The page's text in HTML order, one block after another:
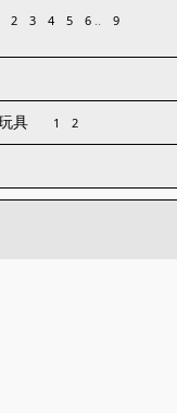
2 3 4 5 6 .. 9
具
1 2